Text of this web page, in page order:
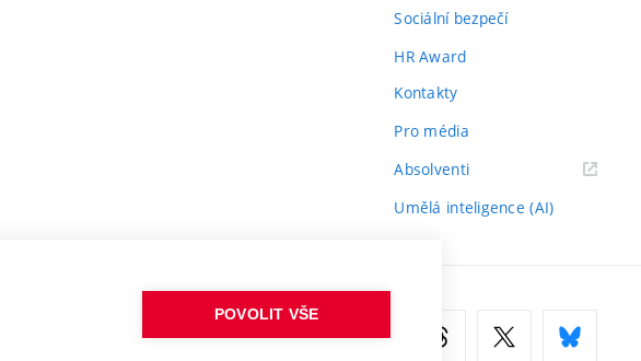
Sociální bezpečí
HR Award
Kontakty
Pro média
Absolventi(externí
Umělá inteligence (AI)
POVOLIT VŠE